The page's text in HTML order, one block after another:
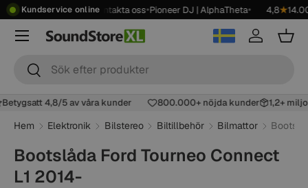
Kundservice online
2499 kr•Showroom•Kontakta oss•Pioneer DJ | AlphaTheta• 4,8★
Sök
Sök
Logga inKorg
Meny
Betygsatt 4,8/5 av våra kunder 800.000+ nöjda kunder 1,2+
Hem Elektronik Bilstereo Biltillbehör Bilmattor
Bootslåda Ford Tourneo Connect
L1 2014-